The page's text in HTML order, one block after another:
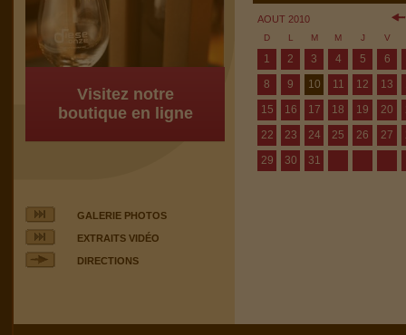
Visitez notre
boutique en ligne
GALERIE PHOTOS
EXTRAITS VIDÉO
DIRECTIONS
AOUT 2010
D L M M J V
1 2 3 4 5
6
8
9 10 11 12 13
15
16 17 18 19 20
22
23 24 25 26 27
29
30 31